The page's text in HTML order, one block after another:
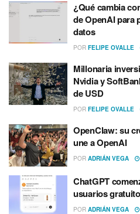
¿Qué cambia
de OpenAI para
datos
POR FELIPE OVALLE
Millonaria
Nvidia y
de USD
POR FELIPE OVALLE
OpenClaw: su
une a OpenAI
POR ADRIÁN VEGA
ChatGPT
usuarios
POR ADRIÁN VEGA